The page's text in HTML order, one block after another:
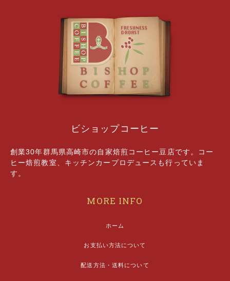
ビショップコーヒー
創業30年群馬県高崎市の自家焙煎コーヒー豆店です。コー
ヒー焙煎教室、キッチンカープロデュースも行っていま
す。
MORE INFO
ホーム
お支払い方法について
配送方法・送料について